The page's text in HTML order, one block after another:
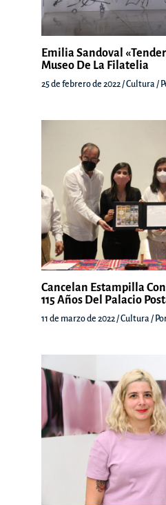
Emilia Sandoval
Museo De La Filatelia
25 de febrero de 2022 /Cultura /
Cancelan Estampilla
115 Años Del Palacio
11 de marzo de 2022/Cultura /